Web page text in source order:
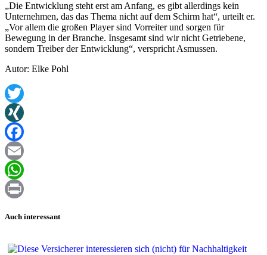
„Die Entwicklung steht erst am Anfang, es gibt allerdings kein
Unternehmen, das das Thema nicht auf dem Schirm hat“, urteilt er.
„Vor allem die großen Player sind Vorreiter und sorgen für
Bewegung in der Branche. Insgesamt sind wir nicht Getriebene,
sondern Treiber der Entwicklung“, verspricht Asmussen.
Autor: Elke Pohl
Twitter
XING
Facebook
Email
WhatsApp
Auch interessant